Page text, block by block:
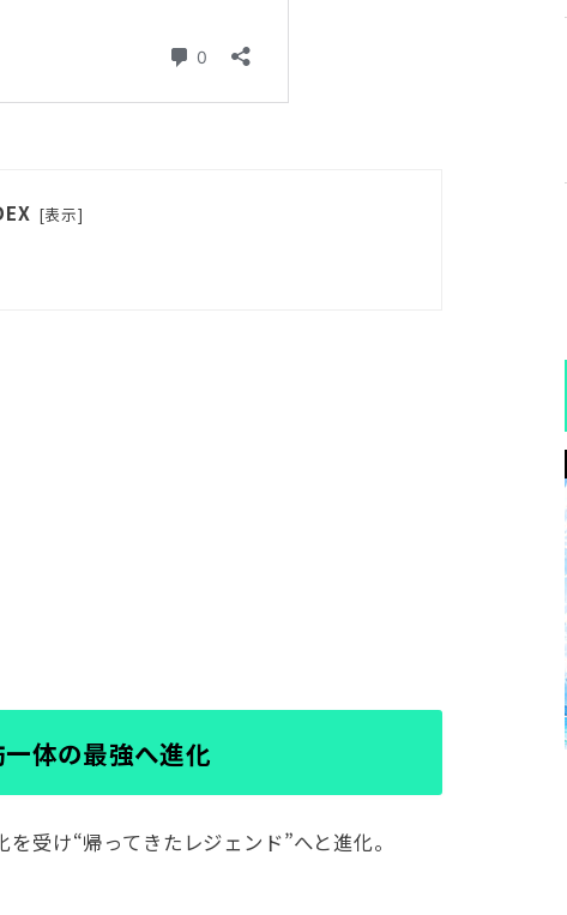
[表示]
体の最強へ進化
受け“帰ってきたレジェンド”へと進化。